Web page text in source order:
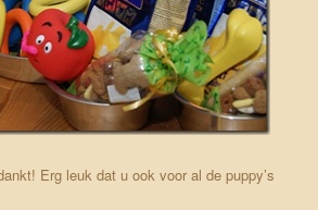
Erg leuk dat u ook voor al de puppy’s